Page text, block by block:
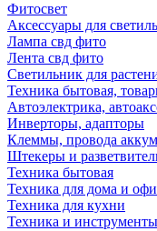
Фитосвет
Аксессуары для
Лампа свд фито
Лента свд фито
Светильник для
Техника бытовая,
Автоэлектрика,
Инверторы, адапторы
Клеммы, провода
Штекеры и
Техника бытовая
Техника для дома и
Техника для кухни
Техника и инструменты